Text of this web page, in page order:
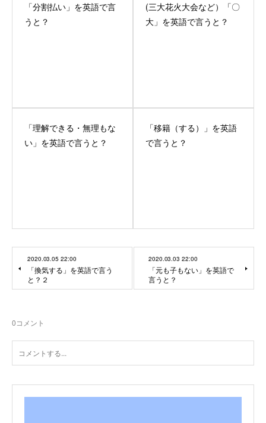
「分割払い」を英語で言
うと？
(三大花火大会など）「〇
大」を英語で言うと？
「理解できる・無理もな
い」を英語で言うと？
「移籍（する）」を英語
で言うと？
2020.03.05 22:00
「換気する」を英語で言う
と？２
2020.03.03 22:00
「元も子もない」を英語で
言うと？
0コメント